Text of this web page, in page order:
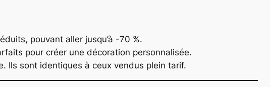
pouvant aller jusqu’à -70 %.
pour créer une décoration personnalisée.
Ils sont identiques à ceux vendus plein tarif.